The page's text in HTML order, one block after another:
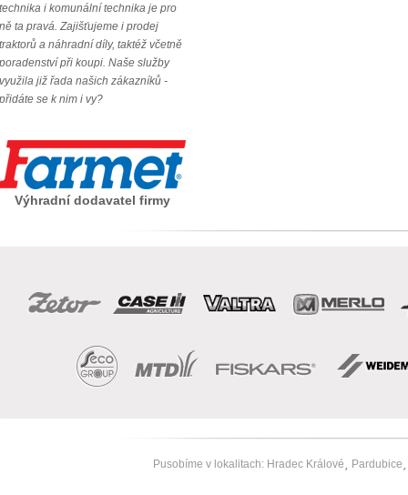
technika i komunální technika je pro
ně ta pravá. Zajišťujeme i prodej
traktorů a náhradní díly, taktéž včetně
poradenství při koupi. Naše služby
využila již řada našich zákazníků -
přidáte se k nim i vy?
Výhradní dodavatel firmy
Pusobíme v lokalitach: Hradec Králové Pardubice